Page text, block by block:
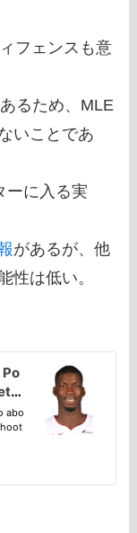
フェンスも意
るため、MLE
いことであ
ーに入る実
があるが、他
性は低い。